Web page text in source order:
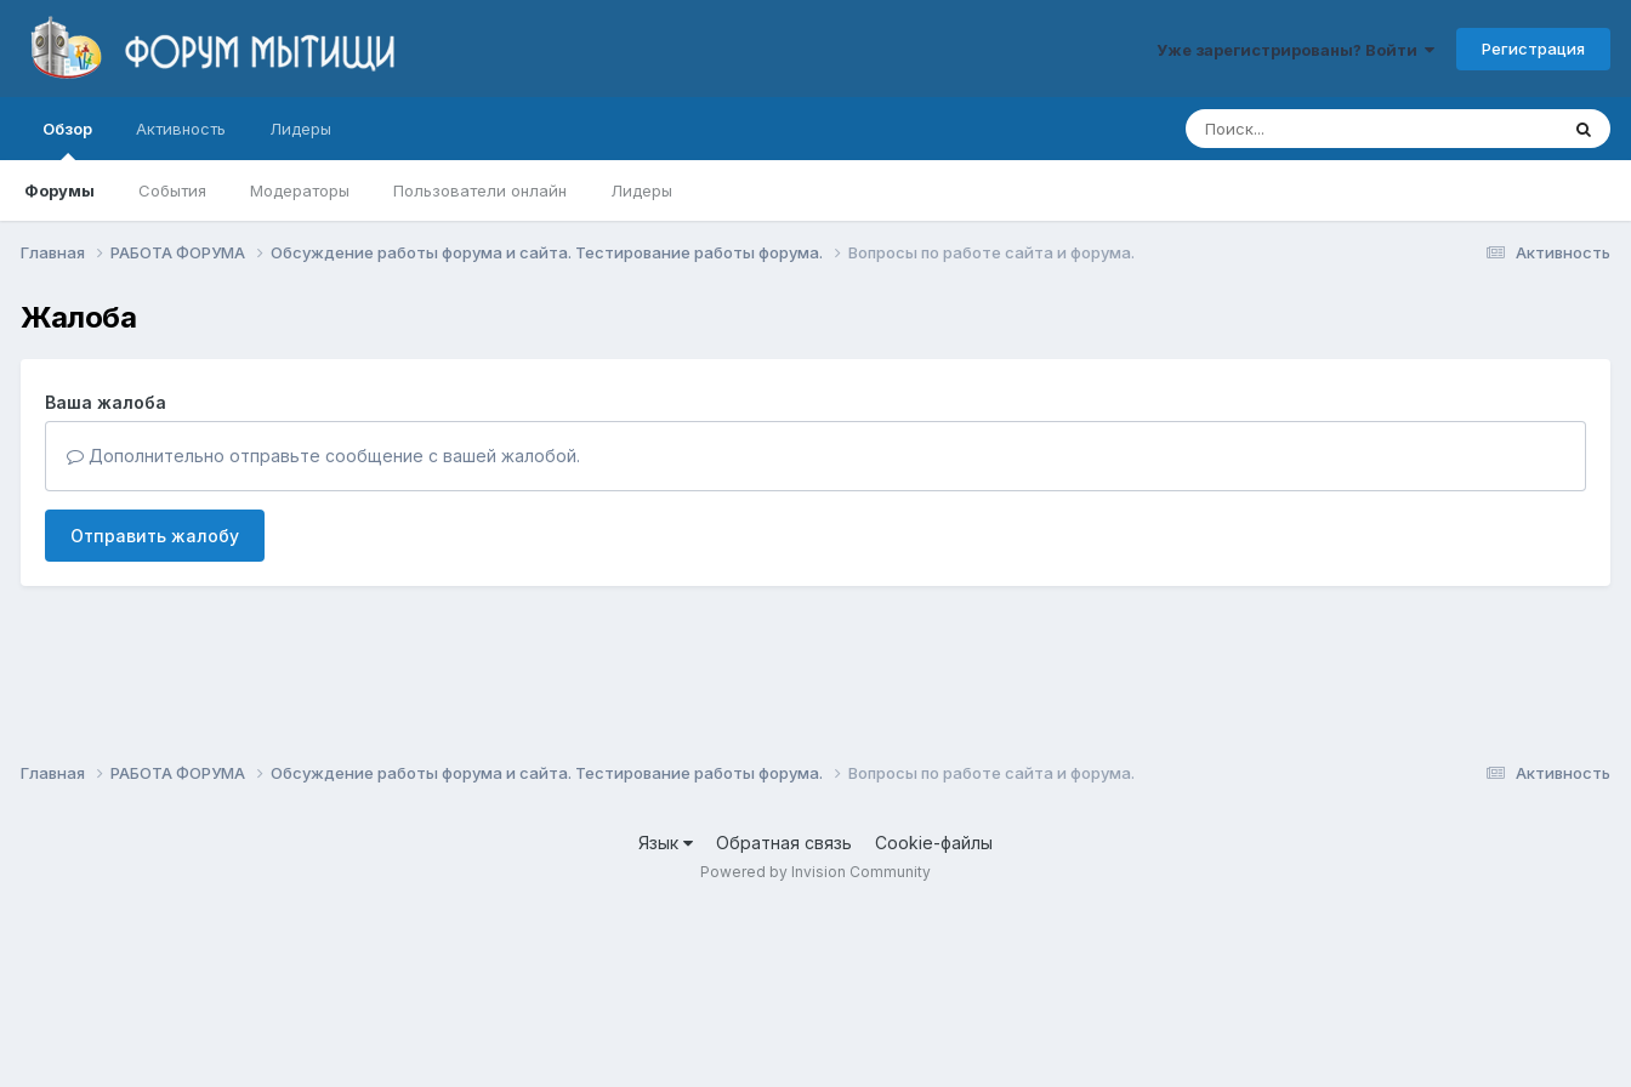
Уже зарегистрированы? Войти Регистрация
Обзор
Форумы События Модераторы Пользователи онлайн Лидеры
Активность Лидеры
Активность
Главная РАБОТА ФОРУМА Обсуждение работы форума и сайта. Тестирование работы форума. Вопросы по работе сайта и форума.
Жалоба
Ваша жалоба
Дополнительно отправьте сообщение с вашей жалобой.
Отправить жалобу
Активность
Главная РАБОТА ФОРУМА Обсуждение работы форума и сайта. Тестирование работы форума. Вопросы по работе сайта и форума.
Язык Обратная связь Cookie-файлы
Powered by Invision Community